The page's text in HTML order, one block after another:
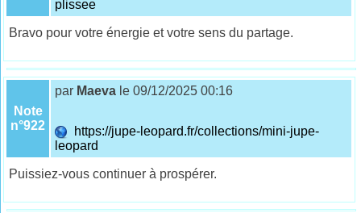
plissee
Bravo pour votre énergie et votre sens du partage.
Note
n°922
par Maeva le 09/12/2025 00:16
https://jupe-leopard.fr/collections/mini-jupe-
leopard
Puissiez-vous continuer à prospérer.